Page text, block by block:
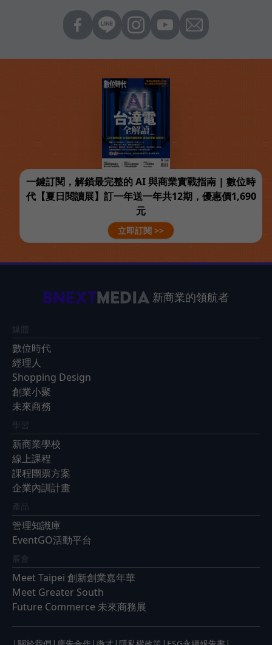
一鍵訂閱，解鎖最完整的 AI 與商業實戰指南 | 數位時
代【夏日閱讀展】訂一年送一年共12期，優惠價1,690
元
立即訂閱 >>
新商業的領航者
媒體
數位時代
經理人
Shopping Design
創業小聚
未來商務
學習
新商業學校
線上課程
課程團票方案
企業內訓計畫
產品
管理知識庫
EventGO活動平台
展會
Meet Taipei 創新創業嘉年華
Meet Greater South
Future Commerce 未來商務展